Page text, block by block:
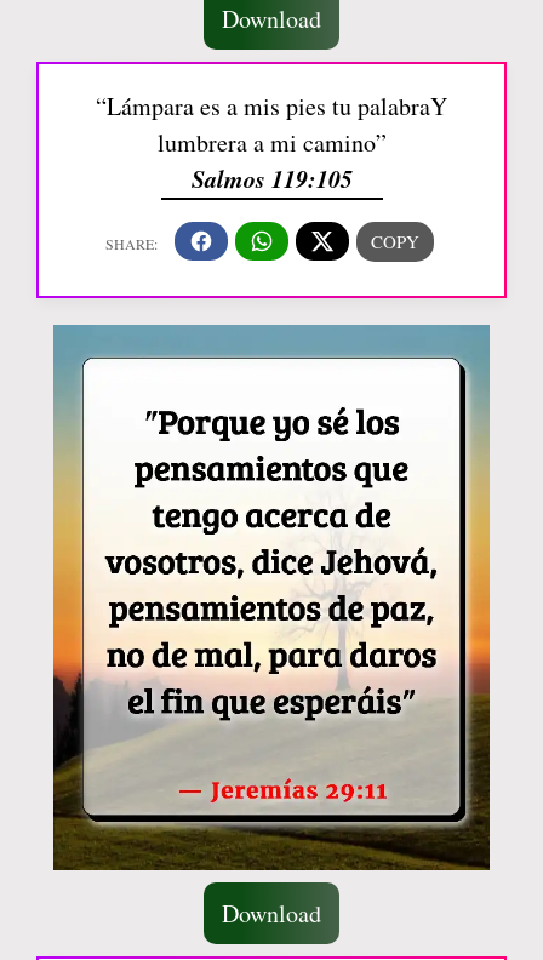
Download
“Lámpara es a mis pies tu palabraY
lumbrera a mi camino”
Salmos 119:105
Download